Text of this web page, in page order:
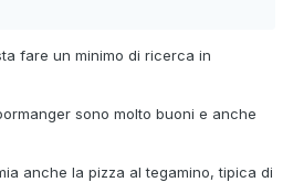
fare un minimo di ricerca in
sono molto buoni e anche
anche la pizza al tegamino, tipica di